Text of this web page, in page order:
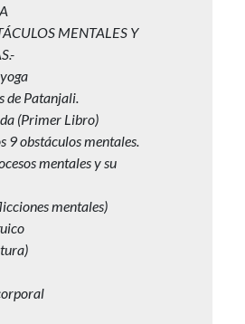
MENTALES Y
de Patanjali.
(Primer Libro)
9 obstáculos mentales.
mentales y su
mentales)